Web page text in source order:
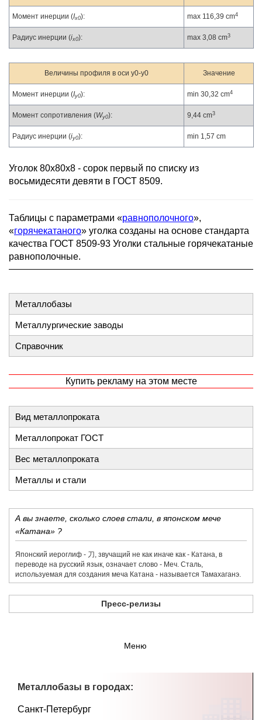
Момент инерции (Ix0): max 116,39 cm4
Радиус инерции (ix0): max 3,08 cm3
Величины профиля в оси y0-y0 Значение
Момент инерции (Iy0): min 30,32 cm4
Момент сопротивления (Wy0): 9,44 cm3
Радиус инерции (iy0): min 1,57 cm
Уголок 80х80х8 - сорок первый по списку из
восьмидесяти девяти в ГОСТ 8509.
Таблицы с параметрами «равнополочного»,
«горячекатаного» уголка созданы на основе стандарта
качества ГОСТ 8509-93 Уголки стальные горячекатаные
равнополочные.
Металлобазы
Металлургические заводы
Справочник
Купить рекламу на этом месте
Вид металлопроката
Металлопрокат ГОСТ
Вес металлопроката
Металлы и стали
А вы знаете, сколько слоев стали, в японском мече
«Катана» ?
Японский иероглиф - 刀,​ звучащий не как иначе как - Катана, в
переводе на русский язык, означает слово - Меч. Сталь,
используемая для создания меча Катана - называется Тамахаганэ.
Пресс-релизы
Меню
Металлобазы в городах:
Санкт-Петербург